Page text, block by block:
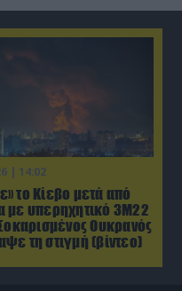
| 14:02
το Κίεβο μετά από
με υπερηχητικό 3M22
Ουκρανός
τη στιγμή (βίντεο)